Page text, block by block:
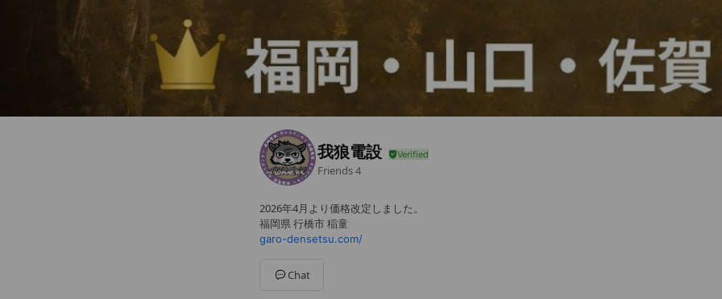
我狼電設
Friends4
2026年4月より価格改定しました。
福岡県 行橋市 稲童
garo-densetsu.com/
Chat